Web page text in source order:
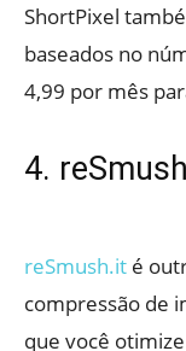
ShortPixel
baseados no
4,99 por mês
4.
reSmush.it é
compressão de
que você